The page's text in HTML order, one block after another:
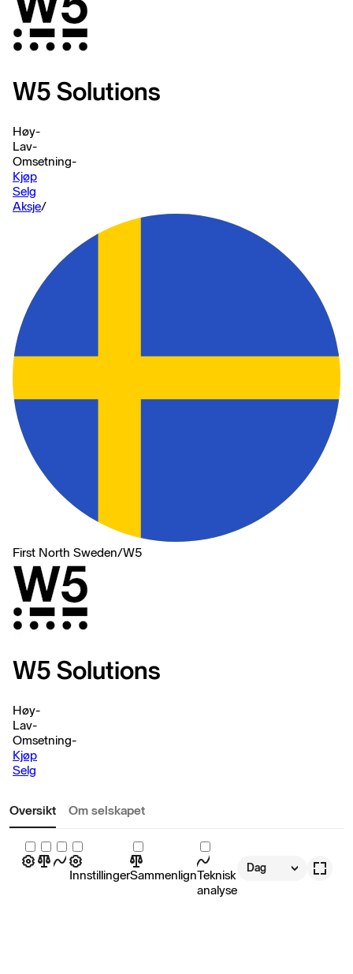
W5 Solutions
Høy-
Lav-
Omsetning-
Kjøp
Selg
Aksje/
First North Sweden/W5
W5 Solutions
Høy-
Lav-
Omsetning-
Kjøp
Selg
Oversikt Om selskapet
InnstillingerSammenlignTeknisk
analyse
Dag